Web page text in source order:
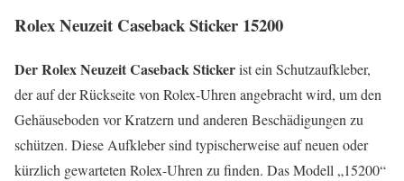
Rolex Neuzeit Caseback Sticker 15200
Der Rolex Neuzeit Caseback Stickerist ein Schutzaufkleber,
der auf der Rückseite von Rolex-Uhren angebracht wird, um den
Gehäuseboden vor Kratzern und anderen Beschädigungen zu
schützen. Diese Aufkleber sind typischerweise auf neuen oder
kürzlich gewarteten Rolex-Uhren zu finden. Das Modell „15200“